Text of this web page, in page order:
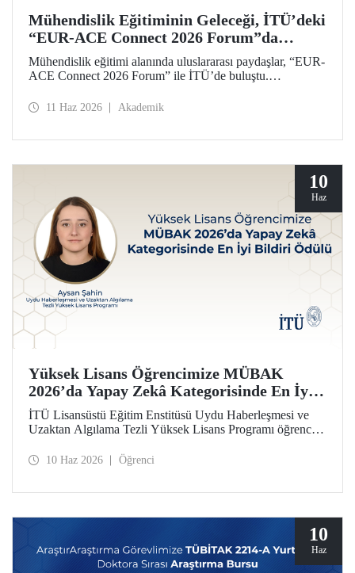
Mühendislik Eğitiminin Geleceği, İTÜ’deki
“EUR-ACE Connect 2026 Forum”da
Konuşuldu
Mühendislik eğitimi alanında uluslararası paydaşlar, “EUR-
ACE Connect 2026 Forum” ile İTÜ’de buluştu.
akademisyenler, akreditasyon kuruluşları, üniversite
11 Haz 2026 Akademik
10
Haz
Yüksek Lisans Öğrencimize MÜBAK
2026’da Yapay Zekâ Kategorisinde En İyi
Bildiri Ödülü
İTÜ Lisansüstü Eğitim Enstitüsü Uydu Haberleşmesi ve
Uzaktan Algılama Tezli Yüksek Lisans Programı öğrencisi
Bilimleri ve Araştırmaları Öğrenci Kongresi’nde (MÜBAK
10 Haz 2026 Öğrenci
10
Haz